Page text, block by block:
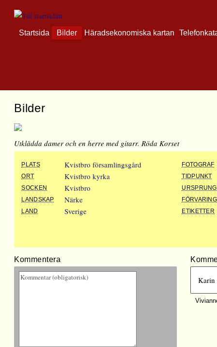
Startsida Bilder Häradsekonomiska kartan
Bilder
Utklädda damer och en herre med gitarr. Röda Korset
PLATS Kvistbro församlingsgård
FOTOGRAF
ORT
Kvistbro kyrka
TIDPUNKT
SOCKEN
Kvistbro
URSPRUNG
LANDSKAP
Närke
FÖRVARING
LAND
Sverige ETIKETTER
Kommentera
Karin